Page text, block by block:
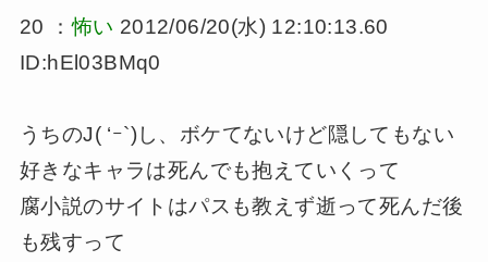
20 ：怖い 2012/06/20(水) 12:10:13.60
ID:hEl03BMq0
うちのJ( ‘ｰ`)し、ボケてないけど隠してもない
好きなキャラは死んでも抱えていくって
腐小説のサイトはパスも教えず逝って死んだ後
も残すって